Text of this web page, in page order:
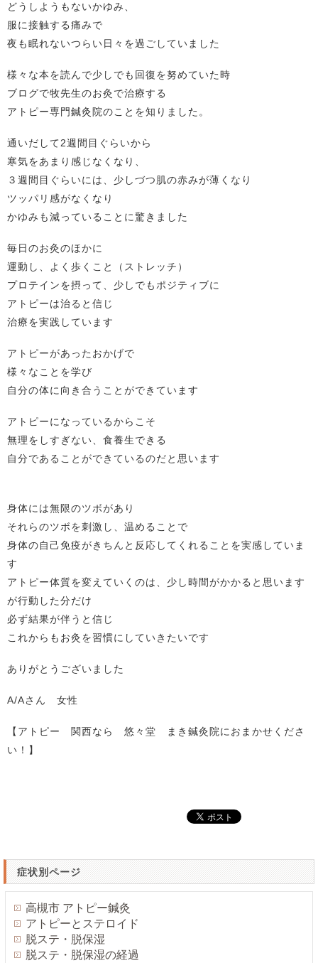
どうしようもないかゆみ、
服に接触する痛みで
夜も眠れないつらい日々を過ごしていました
様々な本を読んで少しでも回復を努めていた時
ブログで牧先生のお灸で治療する
アトピー専門鍼灸院のことを知りました。
通いだして2週間目ぐらいから
寒気をあまり感じなくなり、
３週間目ぐらいには、少しづつ肌の赤みが薄くなり
ツッパリ感がなくなり
かゆみも減っていることに驚きました
毎日のお灸のほかに
運動し、よく歩くこと（ストレッチ）
プロテインを摂って、少しでもポジティブに
アトピーは治ると信じ
治療を実践しています
アトピーがあったおかげで
様々なことを学び
自分の体に向き合うことができています
アトピーになっているからこそ
無理をしすぎない、食養生できる
自分であることができているのだと思います
身体には無限のツボがあり
それらのツボを刺激し、温めることで
身体の自己免疫がきちんと反応してくれることを実感していま
す
アトピー体質を変えていくのは、少し時間がかかると思います
が行動した分だけ
必ず結果が伴うと信じ
これからもお灸を習慣にしていきたいです
ありがとうございました
A/Aさん 女性
【アトピー 関西なら 悠々堂 まき鍼灸院におまかせくださ
い！】
症状別ページ
高槻市 アトピー鍼灸
アトピーとステロイド
脱ステ・脱保湿
脱ステ・脱保湿の経過